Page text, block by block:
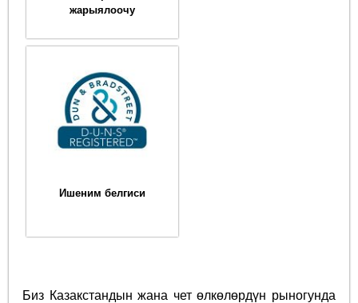
жарыялоочу
Ишеним белгиси
Биз Казакстандын жана чет өлкөлөрдүн рыногунда